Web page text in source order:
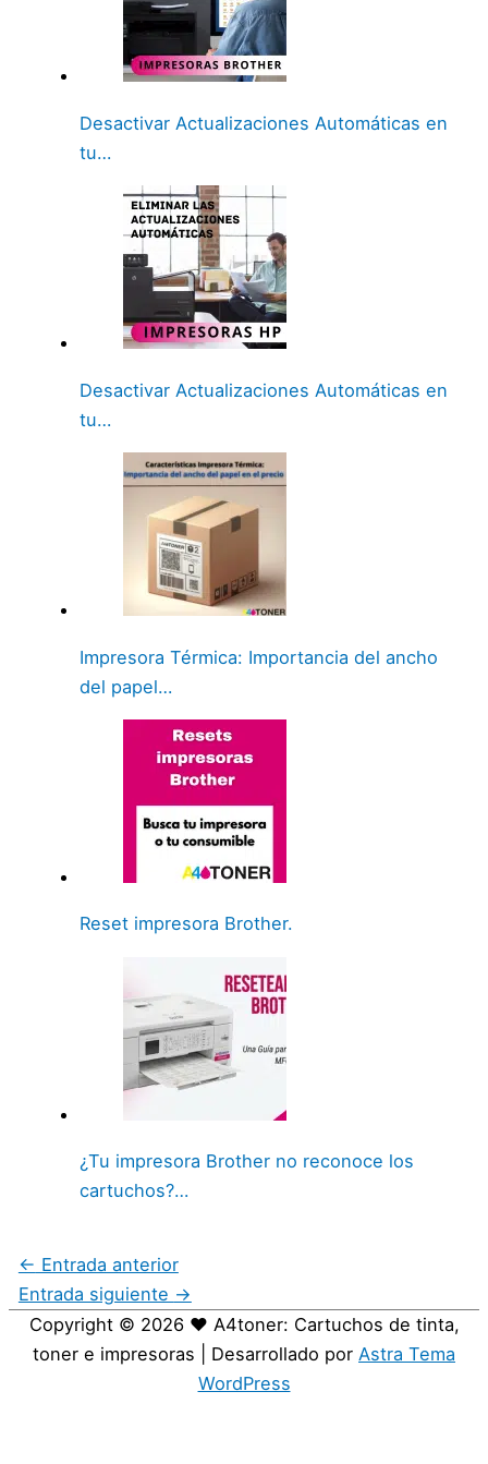
Desactivar Actualizaciones Automáticas en
tu…
Desactivar Actualizaciones Automáticas en
tu…
Impresora Térmica: Importancia del ancho
del papel…
Reset impresora Brother.
¿Tu impresora Brother no reconoce los
cartuchos?…
← Entrada anterior
Entrada siguiente →
Copyright © 2026 ❤️ A4toner: Cartuchos de tinta,
toner e impresoras | Desarrollado por Astra Tema
WordPress